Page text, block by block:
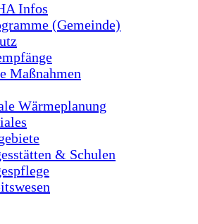
Infos
(Gemeinde)
Maßnahmen
Wärmeplanung
& Schulen